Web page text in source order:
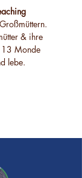
& ihre
13 Monde
lebe.